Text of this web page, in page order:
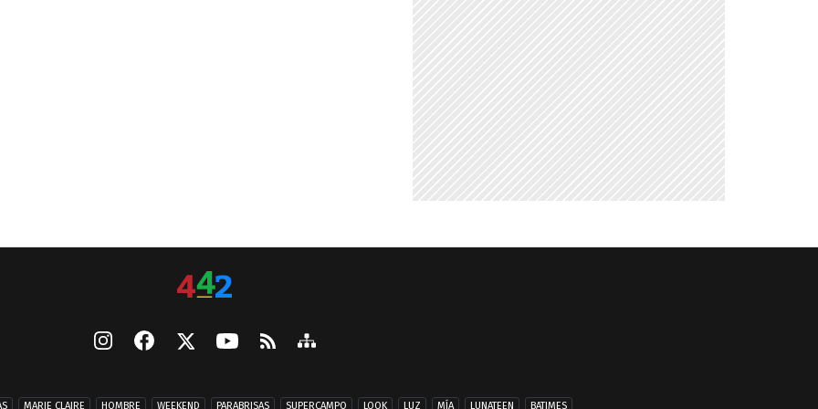
MARIE CLAIRE HOMBRE WEEKEND PARABRISAS SUPERCAMPO LOOK LUZ MÍA LUNATEEN BATIMES